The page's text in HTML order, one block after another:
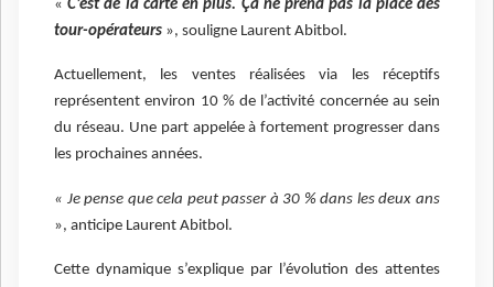
«C’est de la carte en plus. Ça ne prend pas la place des
tour-opérateurs », souligne Laurent Abitbol.
Actuellement, les ventes réalisées via les réceptifs
représentent environ 10 % de l’activité concernée au sein
du réseau. Une part appelée à fortement progresser dans
les prochaines années.
« Je pense que cela peut passer à 30 % dans les deux ans
», anticipe Laurent Abitbol.
Cette dynamique s’explique par l’évolution des attentes